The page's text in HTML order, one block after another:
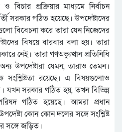
প্রক্রিয়ার মাধ্যমে নির্বাচন
সরকার গঠিত হয়েছে। উপদেষ্টাদের
বিবেচনা করে তারা যেন নিজেদের
বিষয়ে বারবার বলা হয়। তারা
নেই। তারা গণঅভ্যুত্থান প্রতিনিধি
উপদেষ্টারা যেমন, তারাও তেমন।
সংশ্লিষ্টতা রয়েছে। এ বিষয়গুলোও
যখন সরকার গঠিত হয়, তখন বিভিন্ন
গঠিত হয়েছে। আমরা প্রধান
কোন কোন দলের সঙ্গে সংশ্লিষ্ট
সঙ্গে জড়িত।